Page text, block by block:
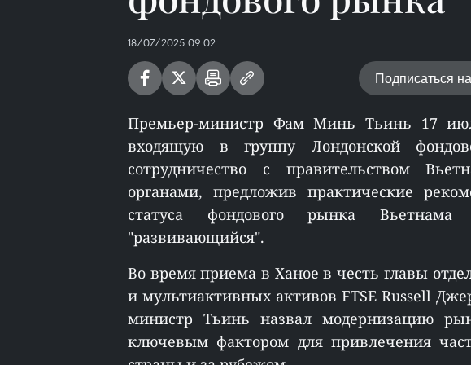
18/07/2025 09:02
Подписаться
Премьер-министр Фам Минь Тьинь 17
входящую в группу Лондонской
сотрудничество с правительством
органами, предложив практические
статуса фондового рынка
"развивающийся".
Во время приема в Ханое в честь главы
и мультиактивных активов FTSE Russell
министр Тьинь назвал модернизацию
ключевым фактором для привлечения